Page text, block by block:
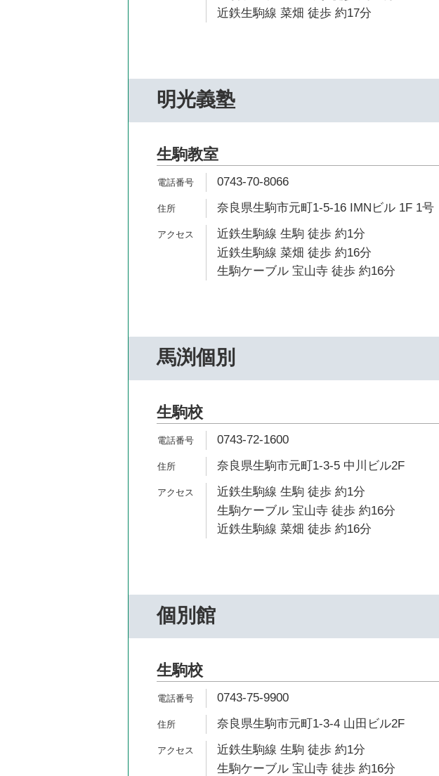
近鉄生駒線 菜畑 徒歩 約17分
明光義塾
生駒教室
0743-70-8066
奈良県生駒市元町1-5-16 IMNビル 1F 1号
近鉄生駒線 生駒 徒歩 約1分
近鉄生駒線 菜畑 徒歩 約16分
生駒ケーブル 宝山寺 徒歩 約16分
馬渕個別
生駒校
0743-72-1600
奈良県生駒市元町1-3-5 中川ビル2F
近鉄生駒線 生駒 徒歩 約1分
生駒ケーブル 宝山寺 徒歩 約16分
近鉄生駒線 菜畑 徒歩 約16分
個別館
生駒校
0743-75-9900
奈良県生駒市元町1-3-4 山田ビル2F
近鉄生駒線 生駒 徒歩 約1分
生駒ケーブル 宝山寺 徒歩 約16分